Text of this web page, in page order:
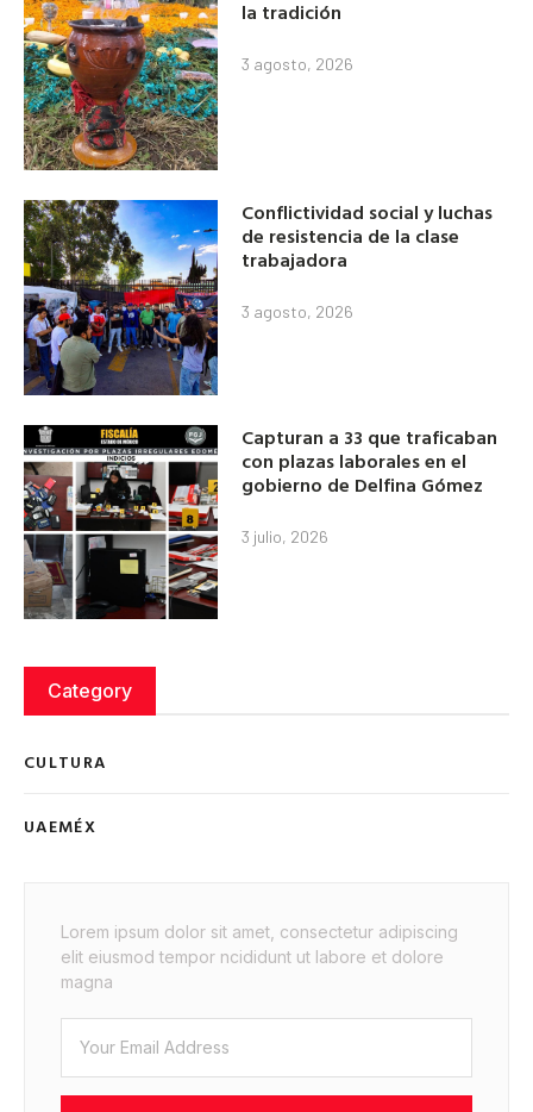
la tradición
3 agosto, 2026
Conflictividad social y luchas
de resistencia de la clase
trabajadora
3 agosto, 2026
Capturan a 33 que traficaban
con plazas laborales en el
gobierno de Delfina Gómez
3 julio, 2026
Category
CULTURA
UAEMÉX
Lorem ipsum dolor sit amet, consectetur adipiscing
elit eiusmod tempor ncididunt ut labore et dolore
magna